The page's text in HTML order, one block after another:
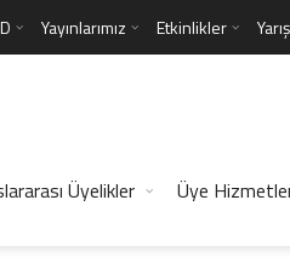
Yayınlarımız Etkinlikler
Üyelikler Üye